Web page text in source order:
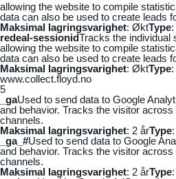
allowing the website to compile
data can also be used to create leads
Maksimal lagringsvarighet: ØktType
redeal-sessionidTracks the individual
allowing the website to compile
data can also be used to create leads
Maksimal lagringsvarighet: ØktType
www.collect.floyd.no
5
_gaUsed to send data to Google
and behavior. Tracks the visitor
channels.
Maksimal lagringsvarighet: 2 årType
_ga_#Used to send data to Google
and behavior. Tracks the visitor
channels.
Maksimal lagringsvarighet: 2 årType